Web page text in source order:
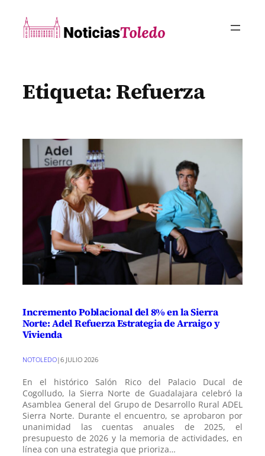
contenido
Etiqueta: Refuerza
Incremento Poblacional del 8% en la Sierra
Norte: Adel Refuerza Estrategia de Arraigo y
Vivienda
NOTOLEDO|6 JULIO 2026
En el histórico Salón Rico del Palacio Ducal de
Cogolludo, la Sierra Norte de Guadalajara celebró la
Asamblea General del Grupo de Desarrollo Rural ADEL
Sierra Norte. Durante el encuentro, se aprobaron por
unanimidad las cuentas anuales de 2025, el
presupuesto de 2026 y la memoria de actividades, en
línea con una estrategia que prioriza…